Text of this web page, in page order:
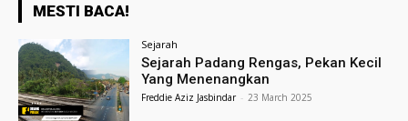
MESTI BACA!
Sejarah
Sejarah Padang Rengas, Pekan Kecil
Yang Menenangkan
Freddie Aziz Jasbindar - 23 March 2025